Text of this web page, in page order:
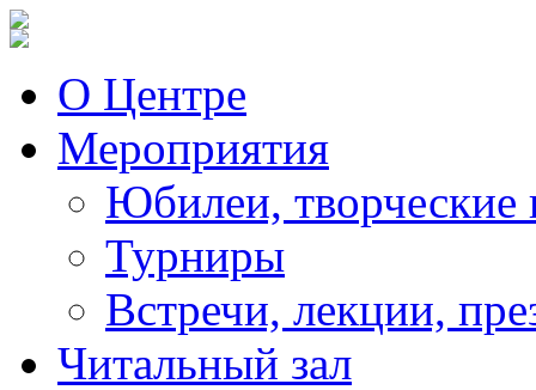
О Центре
Мероприятия
Юбилеи, творческие
Турниры
Встречи, лекции,
Читальный зал